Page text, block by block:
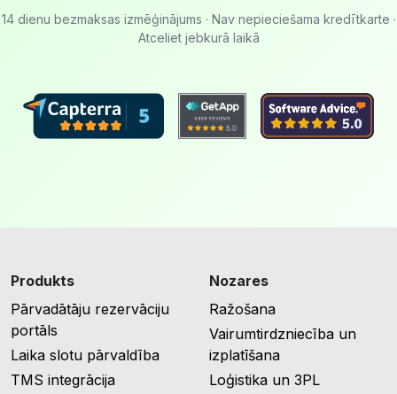
14 dienu bezmaksas izmēģinājums · Nav nepieciešama kredītkarte ·
Atceliet jebkurā laikā
Produkts
Pārvadātāju rezervāciju
portāls
Laika slotu pārvaldība
TMS integrācija
Nozares
Ražošana
Vairumtirdzniecība un
izplatīšana
Loģistika un 3PL